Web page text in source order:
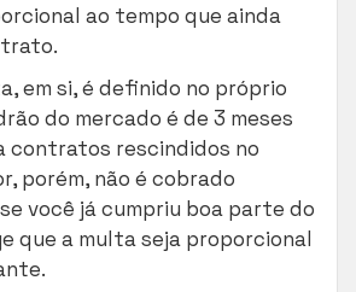
ao tempo que ainda
em si, é definido no próprio
do mercado é de 3 meses
contratos rescindidos no
porém, não é cobrado
você já cumpriu boa parte do
que a multa seja proporcional